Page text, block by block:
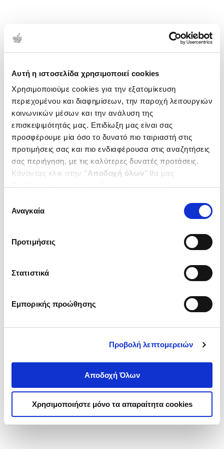
Αυτή η ιστοσελίδα χρησιμοποιεί cookies
Χρησιμοποιούμε cookies για την εξατομίκευση
περιεχομένου και διαφημίσεων, την παροχή λειτουργιών
κοινωνικών μέσων και την ανάλυση της
επισκεψιμότητάς μας. Επιδίωξη μας είναι σας
προσφέρουμε μία όσο το δυνατό πιο ταιριαστή στις
προτιμήσεις σας και πιο ενδιαφέρουσα στις αναζητήσεις
σας περιήγηση, με τις καλύτερες δυνατές προτάσεις.
Κάνοντας κλικ στην ‘’Αποδοχή όλων’’ θα μας
ενδιαφέρουν και να επιλέξετε από τα παρακάτω με την
΄΄και να ενημερωθείτε σχετικά με
συγκατάθεσης
Αναγκαία
Προτιμήσεις
Στατιστικά
Εμπορικής προώθησης
Προβολή λεπτομερειών
Αποδοχή Όλων
Χρησιμοποιήστε μόνο τα απαραίτητα cookies